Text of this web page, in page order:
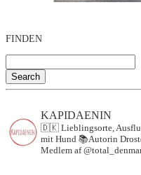
FINDEN
Search
KAPIDAENIN
🇩🇰 Lieblingsorte,
mit Hund 📚Autorin
Medlem af